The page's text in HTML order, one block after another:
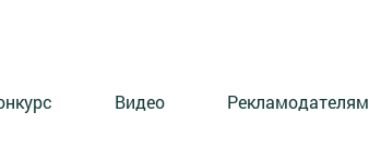
Видео Рекламодателям